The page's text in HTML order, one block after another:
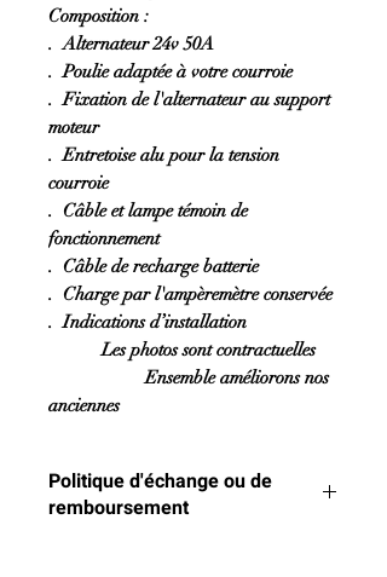
Composition :
. Alternateur 24v 50A
. Poulie adaptée à votre courroie
. Fixation de l'alternateur au support
moteur
. Entretoise alu pour la tension
courroie
. Câble et lampe témoin de
fonctionnement
. Câble de recharge batterie
. Charge par l'ampèremètre conservée
. Indications d’installation
Les photos sont contractuelles
Ensemble améliorons nos
anciennes
Politique d'échange ou de
remboursement